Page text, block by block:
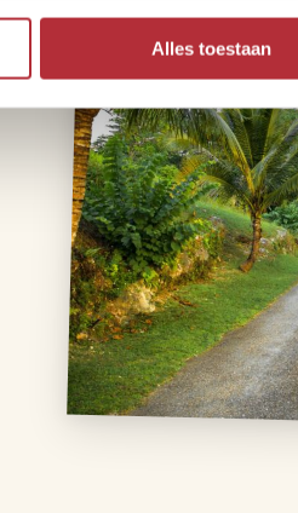
Alles toestaan